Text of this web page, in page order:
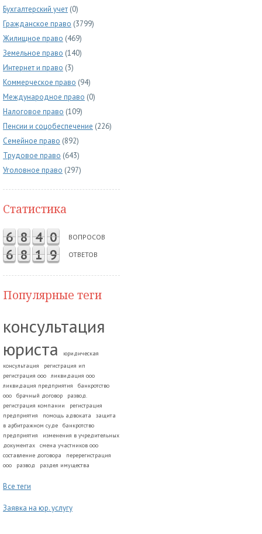
Бухгалтерский учет (0)
Гражданское право (3799)
Жилищное право (469)
Земельное право (140)
Интернет и право (3)
Коммерческое право (94)
Международное право (0)
Налоговое право (109)
Пенсии и соцобеспечение (226)
Семейное право (892)
Трудовое право (643)
Уголовное право (297)
Статистика
6 8 4 0 ВОПРОСОВ
6 8 1 9 ОТВЕТОВ
Популярные теги
консультация
юриста
юридическая
консультация
регистрация ип
регистрация ооо
ликвидация ооо
ликвидация предприятия
банкротство
ооо
брачный договор
развод.
регистрация компании
регистрация
предприятия
помощь адвоката
защита
в арбитражном суде
банкротство
предприятия
изменения в учредительных
документах
смена участников ооо
составление договора
перерегистрация
ооо
развод раздел имущества
Все теги
Заявка на юр. услугу